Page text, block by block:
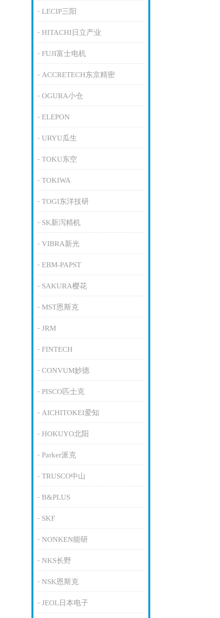
LECIP三阳
HITACHI日立产业
FUJI富士电机
ACCRETECH东京精密
OGURA小仓
ELEPON
URYU瓜生
TOKU东空
TOKIWA
TOGI东洋技研
SK新泻精机
VIBRA新光
EBM-PAPST
SAKURA樱花
MST恩斯克
JRM
FINTECH
CONVUM妙德
PISCO匹士克
AICHITOKEI爱知
HOKUYO北阳
Parker派克
TRUSCO中山
B&PLUS
SKF
NONKEN能研
NKS长野
NSK恩斯克
JEOL日本电子